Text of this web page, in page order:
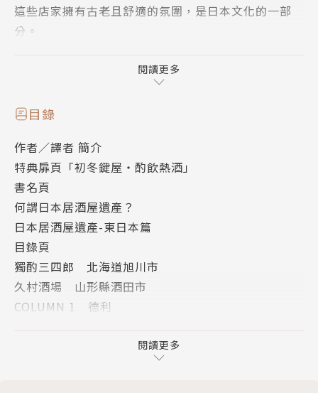
這些店家擁有古老且舒適的氛圍，是日本文化的一部
分。
──居酒屋探訪家‧ 太田和彥
♦單書特典扉頁「初冬鍵屋‧酌飲熱酒」♦
「寒風吹襲的初冬，是我最喜歡的東京樣貌。在夕陽落
下的傍晚時刻，在鍵屋喝杯熱酒。
在這裡，能用與戰前相同的方式飲酒，就是鍵屋最棒的
價值。
不知從何時開始，每至年末我都會坐在此處酌飲一
杯。」──〈鍵屋〉
閱讀更多
目錄
作者／譯者 簡介
特典扉頁「初冬鍵屋‧酌飲熱酒」
書名頁
何謂日本居酒屋遺產？
日本居酒屋遺產-東日本篇
目錄頁
獨酌三四郎 北海道旭川市
久村酒場 山形縣酒田市
COLUMN 1 德利
大橋 東京都足立區千住閱讀更多